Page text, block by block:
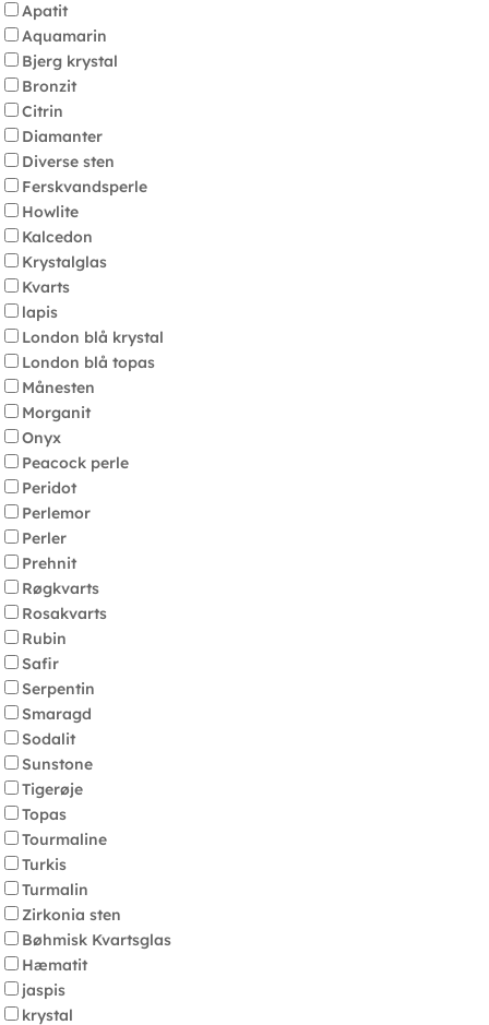
Apatit
Aquamarin
Bjerg krystal
Bronzit
Citrin
Diamanter
Diverse sten
Ferskvandsperle
Howlite
Kalcedon
Krystalglas
Kvarts
lapis
London blå krystal
London blå topas
Månesten
Morganit
Onyx
Peacock perle
Peridot
Perlemor
Perler
Prehnit
Røgkvarts
Rosakvarts
Rubin
Safir
Serpentin
Smaragd
Sodalit
Sunstone
Tigerøje
Topas
Tourmaline
Turkis
Turmalin
Zirkonia sten
Bøhmisk Kvartsglas
Hæmatit
jaspis
krystal